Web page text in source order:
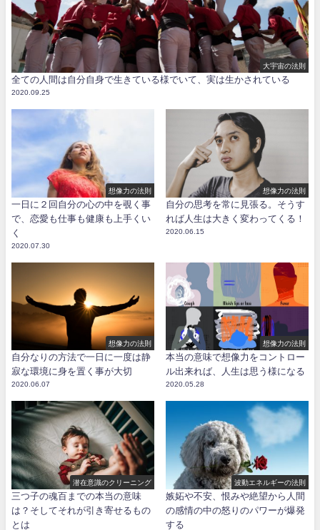
大宇宙の法則
全ての人間は自分自身で生きている様でいて、実は生かされている
2020.09.25
想像力の法則
一日に２回自分の心の中を覗く事
で、恋愛も仕事も健康も上手くい
く
2020.07.30
想像力の法則
自分の思考を常に見張る。そうす
れば人生は大きく変わってくる！
2020.06.15
想像力の法則
自分なりの方法で一日に一度は静
寂な環境に身を置く事が大切
2020.06.07
想像力の法則
本当の意味で想像力をコントロー
ル出来れば、人生は思う様になる
2020.05.28
潜在意識のクリーニング
三つ子の魂百までの本当の意味
は？そしてそれが引き寄せるもの
とは
波動エネルギーの法則
嫉妬や不安、恨みや絶望から人間
の感情の中の怒りのパワーが爆発
する